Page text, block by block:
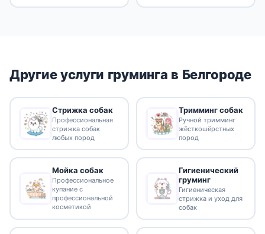
Другие услуги груминга в Белгороде
Стрижка собак
Профессиональная
стрижка собак
любых пород
Тримминг собак
Ручной тримминг
жёсткошёрстных
пород
Мойка собак
Профессиональное
купание с
профессиональной
косметикой
Гигиенический
груминг
Гигиеническая
стрижка и уход для
собак